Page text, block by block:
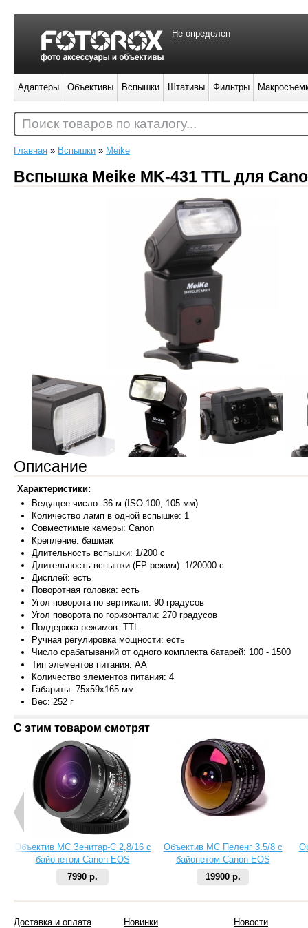
Главная » Вспышки » Meike
Вспышка Meike MK-431 TTL для
Описание
Характеристики:
Ведущее число: 36 м (ISO 100, 105 мм)
Количество ламп в одной вспышке: 1
Совместимые камеры: Canon
Крепление: башмак
Длительность вспышки: 1/200 c
Длительность вспышки (FP-режим): 1/20000 с
Дисплей: есть
Поворотная головка: есть
Угол поворота по вертикали: 90 градусов
Угол поворота по горизонтали: 270 градусов
Поддержка режимов: TTL
Ручная регулировка мощности: есть
Число срабатываний от одного комплекта батарей: 100 - 1500
Тип элементов питания: AA
Количество элементов питания: 4
Габариты: 75x59x165 мм
Вес: 252 г
С этим товаром смотрят
Объектив МС Зенитар-C 2,8/16 с
байонетом Canon EOS
7990 р.
Объектив МС Пеленг 3.5/8 с
байонетом Canon EOS
19900 р.
Не определен
Адаптеры Объективы Вспышки Штативы Фильтры
Поиск товаров по каталогу...
Доставка и оплата
Новинки
Новости